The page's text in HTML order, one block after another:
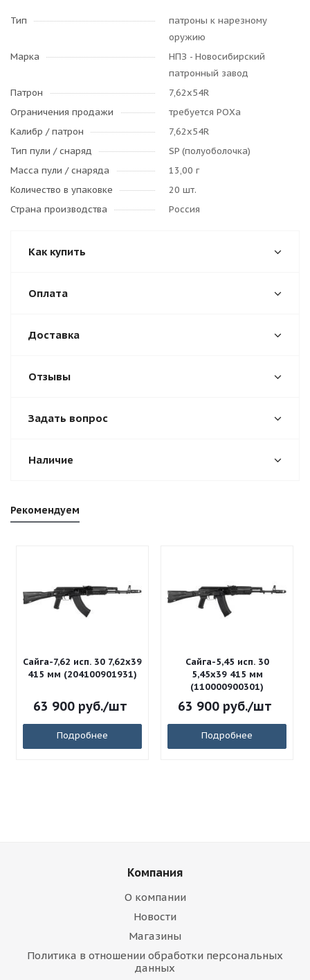
Тип
патроны к нарезному
оружию
Марка
НПЗ - Новосибирский
патронный завод
Патрон
7,62х54R
Ограничения продажи
требуется РОХа
Калибр / патрон
7,62х54R
Тип пули / cнаряд
SP (полуоболочка)
Масса пули / снаряда
13,00 г
Количество в упаковке
20 шт.
Страна производства
Россия
Как купить
Оплата
Доставка
Отзывы
Задать вопрос
Наличие
Рекомендуем
Сайга-7,62 исп. 30 7,62x39
415 мм (204100901931)
63 900руб./шт
Подробнее
Сайга-5,45 исп. 30
5,45x39 415 мм
(110000900301)
63 900руб./шт
Подробнее
Компания
О компании
Новости
Магазины
Политика в отношении обработки персональных
данных